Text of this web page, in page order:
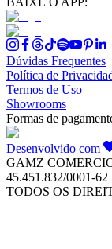
Dúvidas Frequentes
Política de
Termos de Uso
Showrooms
Formas de
Desenvolvido com
GAMZ
45.451.832/0001-62
TODOS OS